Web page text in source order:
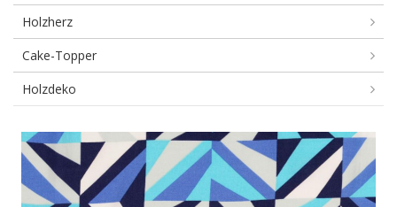
Holzherz
Cake-Topper
Holzdeko
Baumwolle
Motive